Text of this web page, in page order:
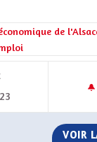
de la catégorie
de
VOIR